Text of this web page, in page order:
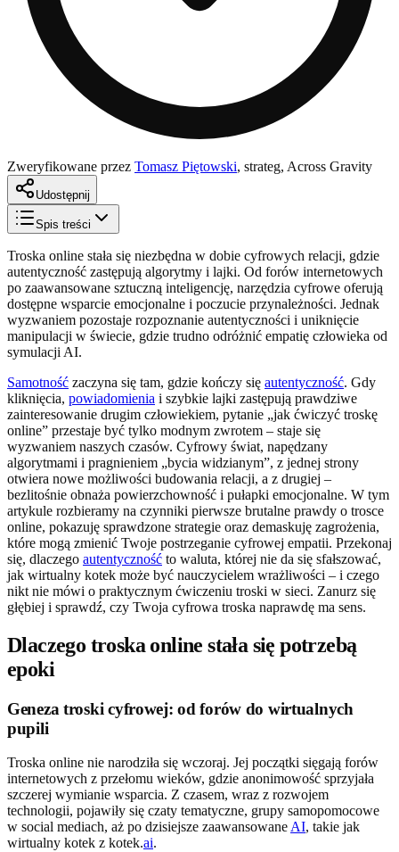
Zweryfikowane przez Tomasz Piętowski, strateg, Across Gravity
Udostępnij
Spis treści
Troska online stała się niezbędna w dobie cyfrowych relacji, gdzie
autentyczność zastępują algorytmy i lajki. Od forów internetowych
po zaawansowane sztuczną inteligencję, narzędzia cyfrowe oferują
dostępne wsparcie emocjonalne i poczucie przynależności. Jednak
wyzwaniem pozostaje rozpoznanie autentyczności i uniknięcie
manipulacji w świecie, gdzie trudno odróżnić empatię człowieka od
symulacji AI.
Samotność zaczyna się tam, gdzie kończy się autentyczność. Gdy
kliknięcia, powiadomienia i szybkie lajki zastępują prawdziwe
zainteresowanie drugim człowiekiem, pytanie „jak ćwiczyć troskę
online” przestaje być tylko modnym zwrotem – staje się
wyzwaniem naszych czasów. Cyfrowy świat, napędzany
algorytmami i pragnieniem „bycia widzianym”, z jednej strony
otwiera nowe możliwości budowania relacji, a z drugiej –
bezlitośnie obnaża powierzchowność i pułapki emocjonalne. W tym
artykule rozbieramy na czynniki pierwsze brutalne prawdy o trosce
online, pokazuję sprawdzone strategie oraz demaskuję zagrożenia,
które mogą zmienić Twoje postrzeganie cyfrowej empatii. Przekonaj
się, dlaczego autentyczność to waluta, której nie da się sfałszować,
jak wirtualny kotek może być nauczycielem wrażliwości – i czego
nikt nie mówi o praktycznym ćwiczeniu troski w sieci. Zanurz się
głębiej i sprawdź, czy Twoja cyfrowa troska naprawdę ma sens.
Dlaczego troska online stała się potrzebą
epoki
Geneza troski cyfrowej: od forów do wirtualnych
pupili
Troska online nie narodziła się wczoraj. Jej początki sięgają forów
internetowych z przełomu wieków, gdzie anonimowość sprzyjała
szczerej wymianie wsparcia. Z czasem, wraz z rozwojem
technologii, pojawiły się czaty tematyczne, grupy samopomocowe
w social mediach, aż po dzisiejsze zaawansowane AI, takie jak
wirtualny kotek z kotek.ai.